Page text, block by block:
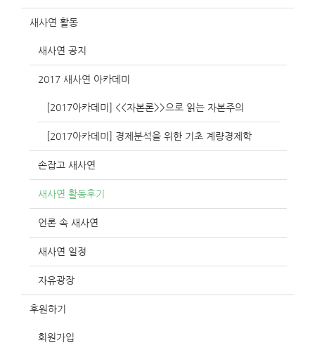
새사연 활동
새사연 공지
2017 새사연 아카데미
[2017아카데미] <<자본론>>으로 읽는 자본주의
[2017아카데미] 경제분석을 위한 기초 계량경제학
손잡고 새사연
새사연 활동후기
언론 속 새사연
새사연 일정
자유광장
후원하기
회원가입